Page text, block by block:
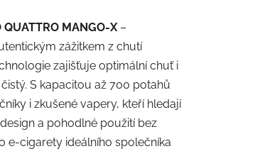
QUATTRO MANGO-X–
zážitkem z chutí
zajišťuje optimální chuť i
S kapacitou až 700 potahů
i zkušené vapery, kteří hledají
a pohodlné použití bez
e-cigarety ideálního společníka